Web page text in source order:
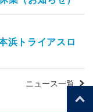
浜トライアスロ
ニュース一覧